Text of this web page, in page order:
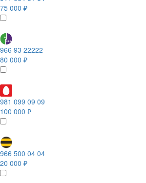
75 000 ₽
966 93 22222
80 000 ₽
981 099 09 09
100 000 ₽
966 500 04 04
20 000 ₽